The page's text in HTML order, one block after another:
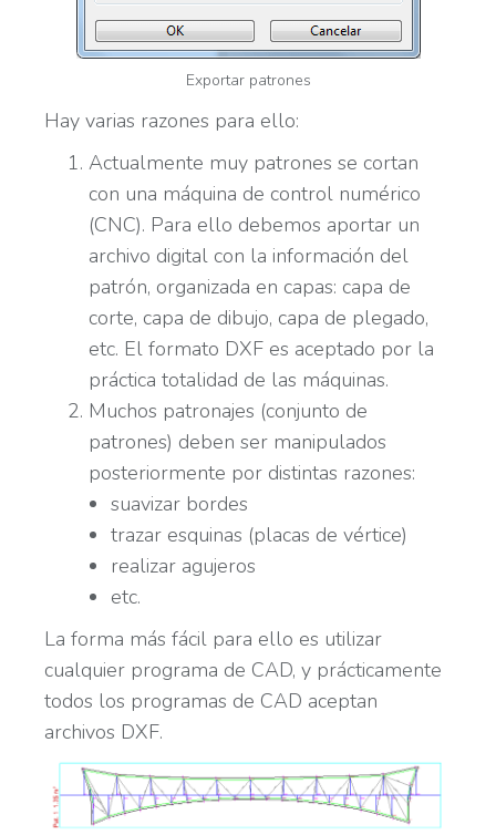
Exportar patrones
Hay varias razones para ello:
Actualmente muy patrones se cortan
con una máquina de control numérico
(CNC). Para ello debemos aportar un
archivo digital con la información del
patrón, organizada en capas: capa de
corte, capa de dibujo, capa de plegado,
etc. El formato DXF es aceptado por la
práctica totalidad de las máquinas.
Muchos patronajes (conjunto de
patrones) deben ser manipulados
posteriormente por distintas razones:
suavizar bordes
trazar esquinas (placas de vértice)
realizar agujeros
etc.
La forma más fácil para ello es utilizar
cualquier programa de CAD, y prácticamente
todos los programas de CAD aceptan
archivos DXF.